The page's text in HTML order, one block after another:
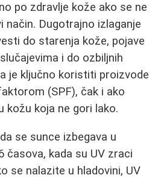
po zdravlje kože ako se ne
način. Dugotrajno izlaganje
do starenja kože, pojave
i do ozbiljnih
je ključno koristiti proizvode
(SPF), čak i ako
kožu koja ne gori lako.
se sunce izbegava u
časova, kada su UV zraci
se nalazite u hladovini, UV